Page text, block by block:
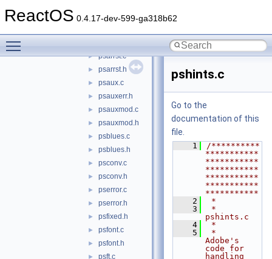
ReactOS 0.4.17-dev-599-ga318b62
► afmparse.h
► psarrst.c
► psarrst.h
► psaux.c
► psauxerr.h
► psauxmod.c
► psauxmod.h
► psblues.c
► psblues.h
► psconv.c
► psconv.h
► pserror.c
► pserror.h
► psfixed.h
► psfont.c
► psfont.h
► psft.c
pshints.c
Go to the
documentation of this
file.
    1
/**********
***********
***********
***********
***********
***********
***********
    2
*
    3
*
pshints.c
    4
*
    5
*
Adobe's
code for
handling